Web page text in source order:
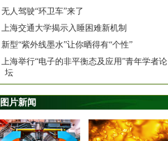
无人驾驶“环卫车”来了
上海交通大学揭示入睡困难新机制
新型“紫外线墨水”让你晒得有“个性”
上海举行“电子的非平衡态及应用”青年学者论
坛
图片新闻